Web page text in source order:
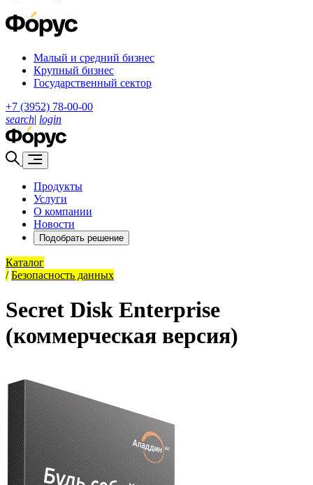
Малый и средний бизнес
Крупный бизнес
Государственный сектор
+7 (3952) 78-00-00
search| login
Продукты
Услуги
О компании
Новости
Подобрать решение
Каталог
/ Безопасность данных
Secret Disk Enterprise
(коммерческая версия)